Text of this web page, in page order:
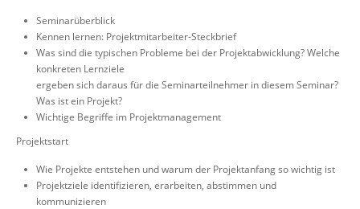
Seminarüberblick
Kennen lernen: Projektmitarbeiter-Steckbrief
Was sind die typischen Probleme bei der Projektabwicklung? Welche
konkreten Lernziele
ergeben sich daraus für die Seminarteilnehmer in diesem Seminar?
Was ist ein Projekt?
Wichtige Begriffe im Projektmanagement
Projektstart
Wie Projekte entstehen und warum der Projektanfang so wichtig ist
Projektziele identifizieren, erarbeiten, abstimmen und
kommunizieren